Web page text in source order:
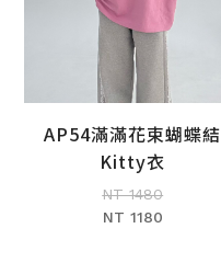
加入購物車
AP54滿滿花束蝴蝶結
Kitty衣
NT 1480
NT 1180